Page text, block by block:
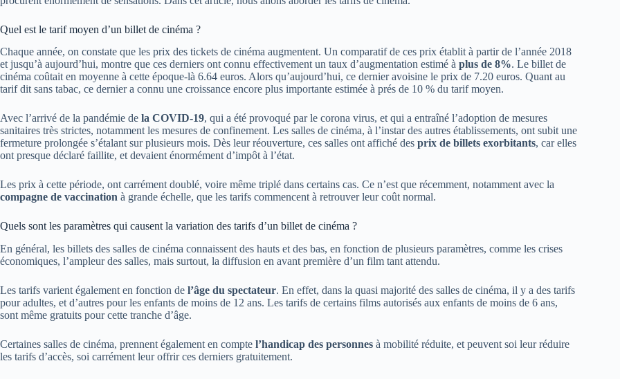
Quel est le tarif moyen d’un billet de cinéma ?
Chaque année, on constate que les prix des tickets de cinéma augmentent. Un comparatif de ces prix établit à partir de l’année 2018
et jusqu’à aujourd’hui, montre que ces derniers ont connu effectivement un taux d’augmentation estimé à plus de 8%. Le billet de
cinéma coûtait en moyenne à cette époque-là 6.64 euros. Alors qu’aujourd’hui, ce dernier avoisine le prix de 7.20 euros. Quant au
tarif dit sans tabac, ce dernier a connu une croissance encore plus importante estimée à prés de 10 % du tarif moyen.
Avec l’arrivé de la pandémie de la COVID-19, qui a été provoqué par le corona virus, et qui a entraîné l’adoption de mesures
sanitaires très strictes, notamment les mesures de confinement. Les salles de cinéma, à l’instar des autres établissements, ont subit une
fermeture prolongée s’étalant sur plusieurs mois. Dès leur réouverture, ces salles ont affiché des prix de billets exorbitants, car elles
ont presque déclaré faillite, et devaient énormément d’impôt à l’état.
Les prix à cette période, ont carrément doublé, voire même triplé dans certains cas. Ce n’est que récemment, notamment avec la
compagne de vaccination à grande échelle, que les tarifs commencent à retrouver leur coût normal.
Quels sont les paramètres qui causent la variation des tarifs d’un billet de cinéma ?
En général, les billets des salles de cinéma connaissent des hauts et des bas, en fonction de plusieurs paramètres, comme les crises
économiques, l’ampleur des salles, mais surtout, la diffusion en avant première d’un film tant attendu.
Les tarifs varient également en fonction de l’âge du spectateur. En effet, dans la quasi majorité des salles de cinéma, il y a des tarifs
pour adultes, et d’autres pour les enfants de moins de 12 ans. Les tarifs de certains films autorisés aux enfants de moins de 6 ans,
sont même gratuits pour cette tranche d’âge.
Certaines salles de cinéma, prennent également en compte l’handicap des personnes à mobilité réduite, et peuvent soi leur réduire
les tarifs d’accès, soi carrément leur offrir ces derniers gratuitement.